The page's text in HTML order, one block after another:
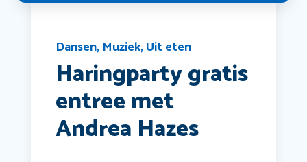
Dansen, Muziek,Uit eten
Haringparty gratis
entree met
Andrea Hazes